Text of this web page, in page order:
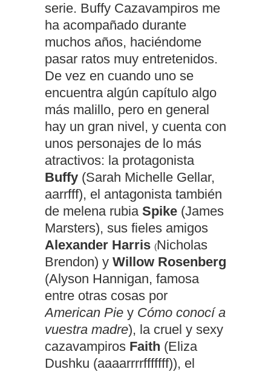
serie. Buffy Cazavampiros me
ha acompañado durante
muchos años, haciéndome
pasar ratos muy entretenidos.
De vez en cuando uno se
encuentra algún capítulo algo
más malillo, pero en general
hay un gran nivel, y cuenta con
unos personajes de lo más
atractivos: la protagonista
Buffy (Sarah Michelle Gellar,
aarrfff), el antagonista también
de melena rubia Spike (James
Marsters), sus fieles amigos
Alexander Harris (Nicholas
Brendon) y Willow Rosenberg
(Alyson Hannigan, famosa
entre otras cosas por
American Pie y Cómo conocí a
vuestra madre), la cruel y sexy
cazavampiros Faith (Eliza
Dushku (aaaarrrrfffffff)), el